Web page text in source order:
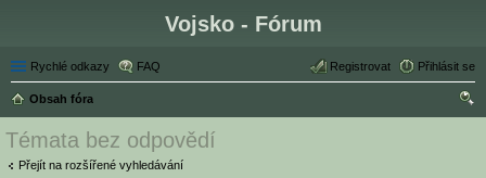
Vojsko - Fórum
Rychlé odkazy FAQ Přihlásit se
Registrovat
Obsah fóra
Témata bez odpovědí
Přejít na rozšířené vyhledávání